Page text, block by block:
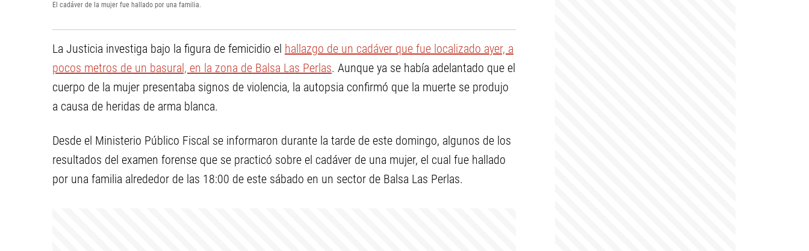
El cadáver de la mujer fue hallado por una familia.
La Justicia investiga bajo la figura de femicidio el hallazgo de un cadáver que fue localizado ayer, a
pocos metros de un basural, en la zona de Balsa Las Perlas. Aunque ya se había adelantado que el
cuerpo de la mujer presentaba signos de violencia, la autopsia confirmó que la muerte se produjo
a causa de heridas de arma blanca.
Desde el Ministerio Público Fiscal se informaron durante la tarde de este domingo, algunos de los
resultados del examen forense que se practicó sobre el cadáver de una mujer, el cual fue hallado
por una familia alrededor de las 18:00 de este sábado en un sector de Balsa Las Perlas.